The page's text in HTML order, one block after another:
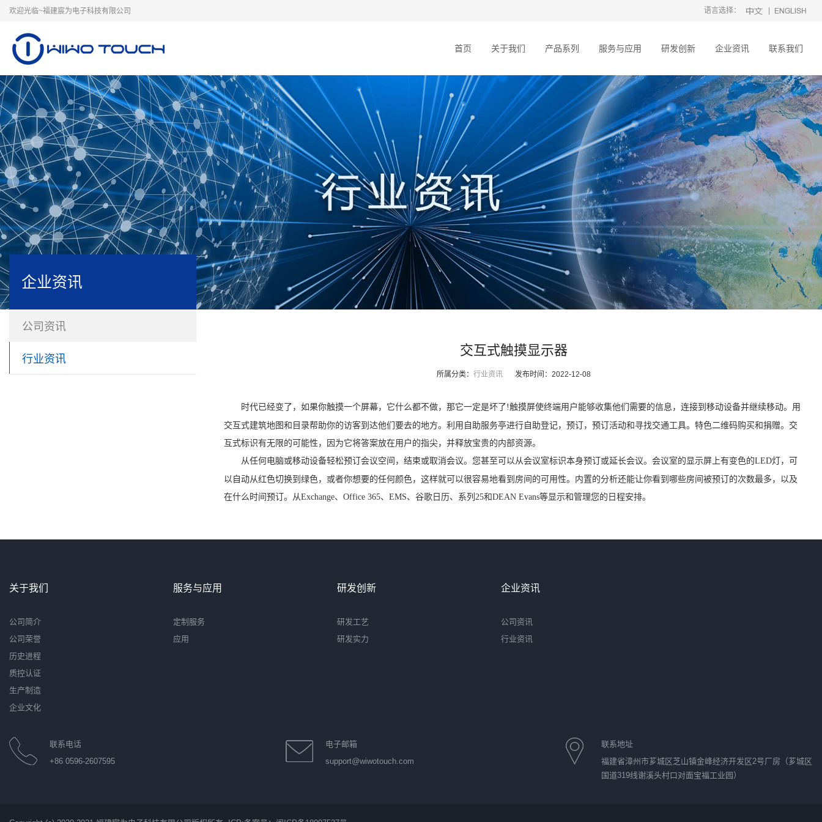
欢迎光临~福建宸为电子科技有限公司 语言选择：
首页 关于我们 产品系列 服务与应用 研发创新 企业资讯 联系我们
交互式触摸显示器
所属分类： 行业资讯 发布时间： 2022-12-08
时代已经变了，如果你触摸一个屏幕，它什么都不做，那它一定是坏了!触摸屏使终端用户能够收集他们需要的信息，连接到移动设备并继续移动。用
交互式建筑地图和目录帮助你的访客到达他们要去的地方。利用自助服务亭进行自助登记，预订，预订活动和寻找交通工具。特色二维码购买和捐赠。交
互式标识有无限的可能性，因为它将答案放在用户的指尖，并释放宝贵的内部资源。
从任何电脑或移动设备轻松预订会议空间，结束或取消会议。您甚至可以从会议室标识本身预订或延长会议。会议室的显示屏上有变色的LED灯，可
以自动从红色切换到绿色，或者你想要的任何颜色，这样就可以很容易地看到房间的可用性。内置的分析还能让你看到哪些房间被预订的次数最多，以及
在什么时间预订。从Exchange、Office 365、EMS、谷歌日历、系列25和DEAN Evans等显示和管理您的日程安排。
企业资讯
公司资讯
行业资讯
关于我们
公司简介
公司荣誉
历史进程
质控认证
生产制造
企业文化
服务与应用
定制服务
应用
研发创新
研发工艺
研发实力
企业资讯
公司资讯
行业资讯
联系电话
+86 0596-2607595
电子邮箱
support@wiwotouch.com
联系地址
福建省漳州市芗城区芝山镇金峰经济开发区2号厂房（芗城区
国道319线谢溪头村口对面宝福工业园）